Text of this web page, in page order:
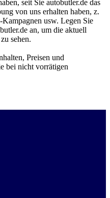
seit Sie autobutler.de das
von uns erhalten haben, z.
usw. Legen Sie
an, um die aktuell
sehen.
Preisen und
bei nicht vorrätigen